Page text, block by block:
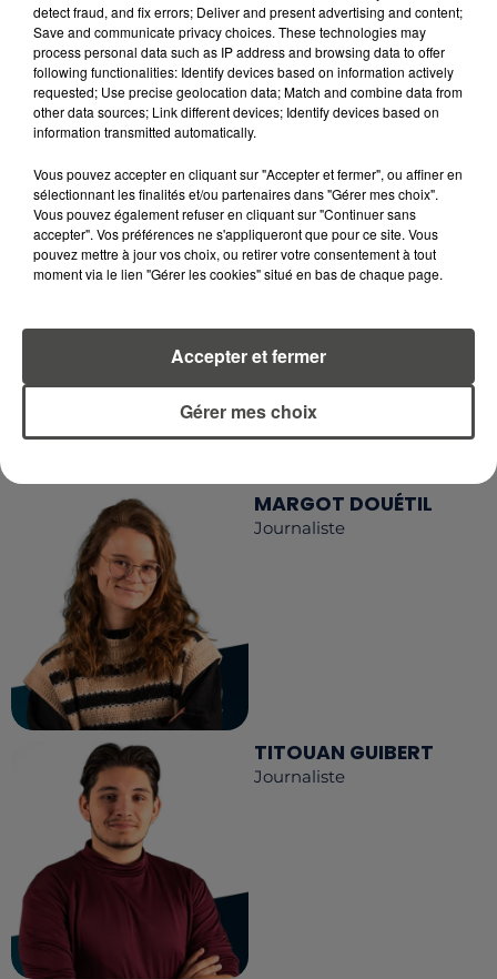
EN TÉLÉCHARGEANT L'APPLICATION MOBILE
RCA
LA RÉDACTION
RCA
Voir toute l'équipe RCA
DIMITRI COUTAND
Journaliste
MARGOT DOUÉTIL
Journaliste
TITOUAN GUIBERT
Journaliste
detect fraud, and fix errors; Deliver and present advertising and content;
Save and communicate privacy choices. These technologies may
process personal data such as IP address and browsing data to offer
following functionalities: Identify devices based on information actively
requested; Use precise geolocation data; Match and combine data from
other data sources; Link different devices; Identify devices based on
information transmitted automatically.
Vous pouvez accepter en cliquant sur "Accepter et fermer", ou affiner en
sélectionnant les finalités et/ou partenaires dans "Gérer mes choix".
Vous pouvez également refuser en cliquant sur "Continuer sans
accepter". Vos préférences ne s'appliqueront que pour ce site. Vous
pouvez mettre à jour vos choix, ou retirer votre consentement à tout
moment via le lien "Gérer les cookies" situé en bas de chaque page.
Gérer mes choix
Accepter et fermer